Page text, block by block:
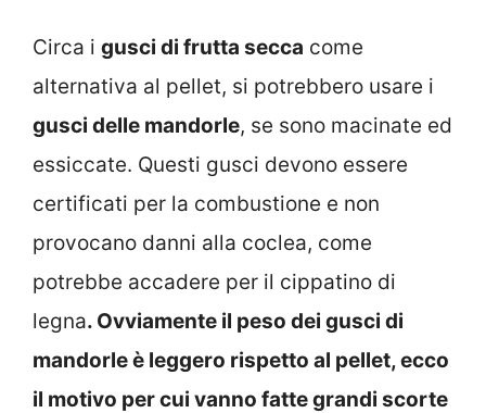
Circa i gusci di frutta secca come
alternativa al pellet, si potrebbero usare i
gusci delle mandorle, se sono macinate ed
essiccate. Questi gusci devono essere
certificati per la combustione e non
provocano danni alla coclea, come
potrebbe accadere per il cippatino di
legna. Ovviamente il peso dei gusci di
mandorle è leggero rispetto al pellet, ecco
il motivo per cui vanno fatte grandi scorte